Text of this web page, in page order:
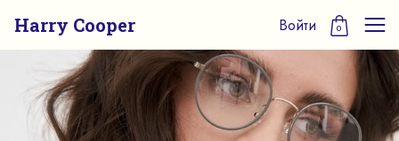
Harry Cooper Войти 0